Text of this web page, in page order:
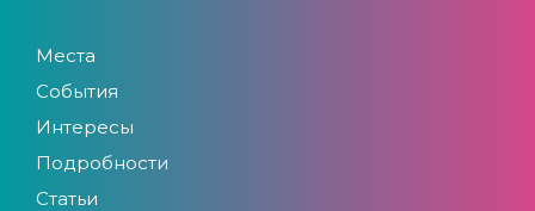
Места
События
Интересы
Подробности
Статьи